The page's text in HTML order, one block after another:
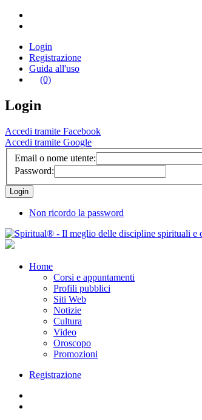
Login
Registrazione
Guida all'uso
(0)
Login
Accedi tramite Facebook
Accedi tramite Google
Email o nome utente:
Password:
Non ricordo la password
Home
Corsi e appuntamenti
Profili pubblici
Siti Web
Notizie
Cultura
Video
Oroscopo
Promozioni
Registrazione